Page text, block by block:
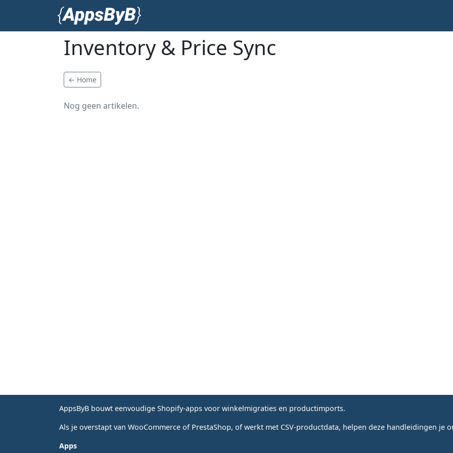
Inventory & Price Sync
← Home
Nog geen artikelen.
AppsByB bouwt eenvoudige Shopify-apps voor winkelmigraties en productimports.
Als je overstapt van WooCommerce of PrestaShop, of werkt met CSV-productdata, helpen deze handleidingen je
Apps